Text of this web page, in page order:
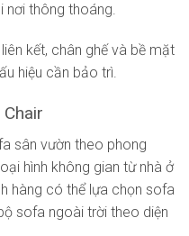
thông thoáng.
kết, chân ghế và bề mặt
hiệu cần bảo trì.
sân vườn theo phong
hình không gian từ nhà ở
hàng có thể lựa chọn sofa
sofa ngoài trời theo diện